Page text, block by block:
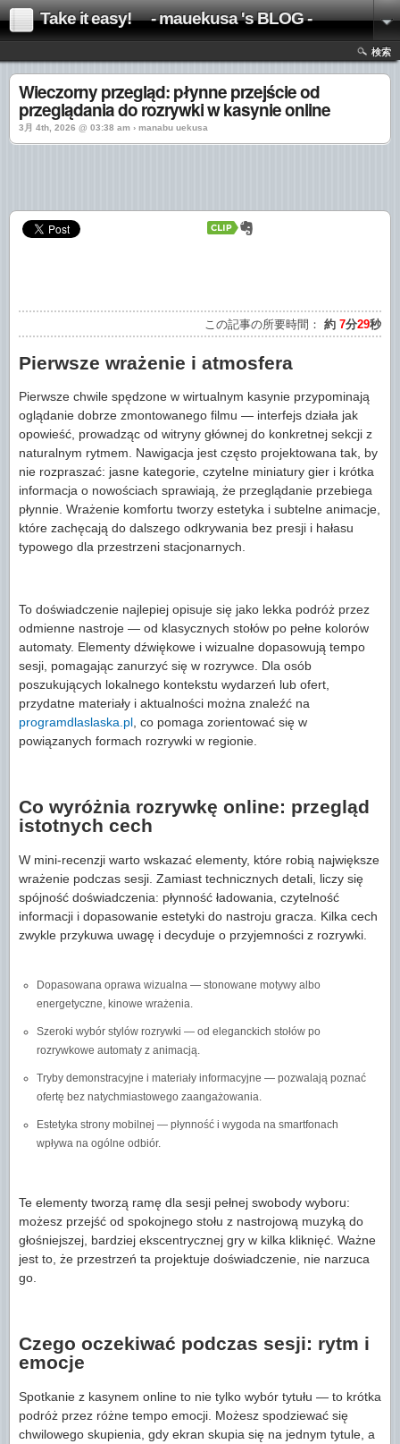
Take it easy! - mauekusa 's BLOG -
検索
Wieczorny przegląd: płynne przejście od
przeglądania do rozrywki w kasynie online
3月 4th, 2026 @ 03:38 am › manabu uekusa
この記事の所要時間： 約 7分29秒
Pierwsze wrażenie i atmosfera
Pierwsze chwile spędzone w wirtualnym kasynie przypominają
oglądanie dobrze zmontowanego filmu — interfejs działa jak
opowieść, prowadząc od witryny głównej do konkretnej sekcji z
naturalnym rytmem. Nawigacja jest często projektowana tak, by
nie rozpraszać: jasne kategorie, czytelne miniatury gier i krótka
informacja o nowościach sprawiają, że przeglądanie przebiega
płynnie. Wrażenie komfortu tworzy estetyka i subtelne animacje,
które zachęcają do dalszego odkrywania bez presji i hałasu
typowego dla przestrzeni stacjonarnych.
To doświadczenie najlepiej opisuje się jako lekka podróż przez
odmienne nastroje — od klasycznych stołów po pełne kolorów
automaty. Elementy dźwiękowe i wizualne dopasowują tempo
sesji, pomagając zanurzyć się w rozrywce. Dla osób
poszukujących lokalnego kontekstu wydarzeń lub ofert,
przydatne materiały i aktualności można znaleźć na
programdlaslaska.pl , co pomaga zorientować się w
powiązanych formach rozrywki w regionie.
Co wyróżnia rozrywkę online: przegląd
istotnych cech
W mini-recenzji warto wskazać elementy, które robią największe
wrażenie podczas sesji. Zamiast technicznych detali, liczy się
spójność doświadczenia: płynność ładowania, czytelność
informacji i dopasowanie estetyki do nastroju gracza. Kilka cech
zwykle przykuwa uwagę i decyduje o przyjemności z rozrywki.
Dopasowana oprawa wizualna — stonowane motywy albo
energetyczne, kinowe wrażenia.
Szeroki wybór stylów rozrywki — od eleganckich stołów po
rozrywkowe automaty z animacją.
Tryby demonstracyjne i materiały informacyjne — pozwalają poznać
ofertę bez natychmiastowego zaangażowania.
Estetyka strony mobilnej — płynność i wygoda na smartfonach
wpływa na ogólne odbiór.
Te elementy tworzą ramę dla sesji pełnej swobody wyboru:
możesz przejść od spokojnego stołu z nastrojową muzyką do
głośniejszej, bardziej ekscentrycznej gry w kilka kliknięć. Ważne
jest to, że przestrzeń ta projektuje doświadczenie, nie narzuca
go.
Czego oczekiwać podczas sesji: rytm i
emocje
Spotkanie z kasynem online to nie tylko wybór tytułu — to krótka
podróż przez różne tempo emocji. Możesz spodziewać się
chwilowego skupienia, gdy ekran skupia się na jednym tytule, a